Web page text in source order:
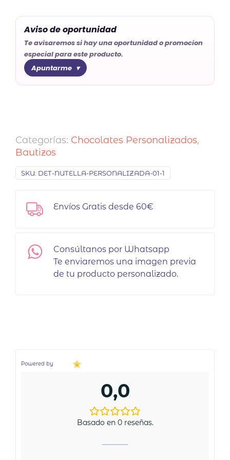
Aviso de oportunidad
Te avisaremos si hay una oportunidad o promocion
especial para este producto.
Apuntarme
Categorías: Chocolates Personalizados,
Bautizos
SKU: DET-NUTELLA-PERSONALIZADA-01-1
Envíos Gratis desde 60€
Consúltanos por Whatsapp
Te enviaremos una imagen previa
de tu producto personalizado.
Powered by
0,0
Basado en 0 reseñas.